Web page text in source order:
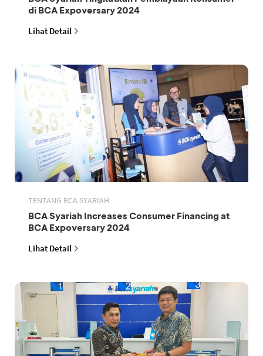
di BCA Expoversary 2024
Lihat Detail
TENTANG BCA SYARIAH
BCA Syariah Increases Consumer Financing at
BCA Expoversary 2024
Lihat Detail